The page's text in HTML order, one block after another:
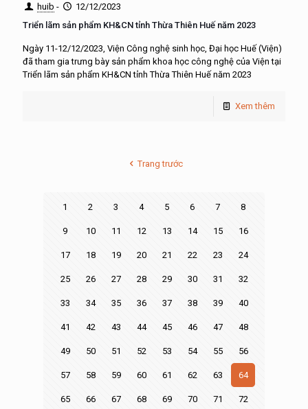
huib -
12/12/2023
Triển lãm sản phẩm KH&CN tỉnh Thừa Thiên Huế năm 2023
Ngày 11-12/12/2023, Viện Công nghệ sinh học, Đại học Huế (Viện)
đã tham gia trưng bày sản phẩm khoa học công nghệ của Viện tại
Triển lãm sản phẩm KH&CN tỉnh Thừa Thiên Huế năm 2023
Xem thêm
Trang trước
1 2 3 4 5 6 7 8
9 10 11 12 13 14 15 16
17 18 19 20 21 22 23 24
25 26 27 28 29 30 31 32
33 34 35 36 37 38 39 40
41 42 43 44 45 46 47 48
49 50 51 52 53 54 55 56
57 58 59 60 61 62 63 64
65 66 67 68 69 70 71 72